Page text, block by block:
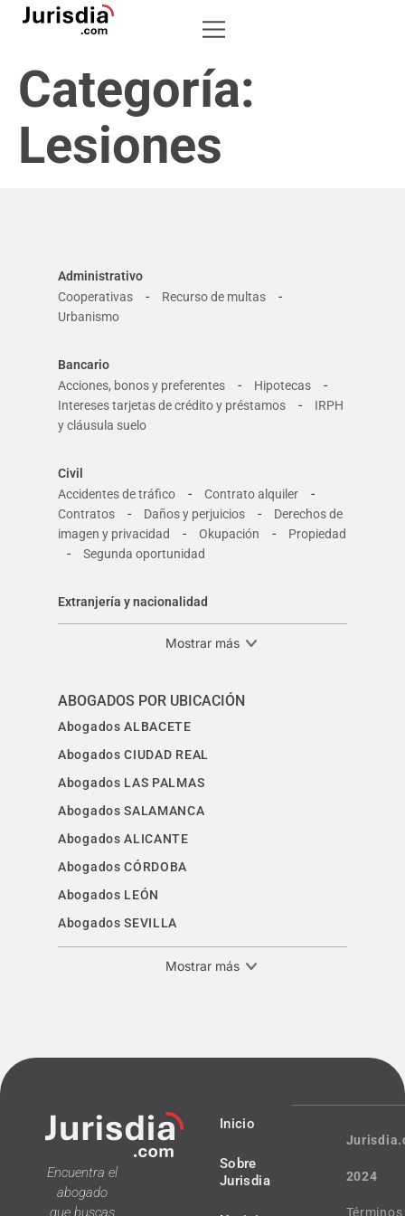
Categoría:
Lesiones
Administrativo
Cooperativas
- Recurso de multas -
Urbanismo
Bancario
Acciones, bonos y preferentes
- Hipotecas -
Intereses tarjetas de crédito y préstamos -
IRPH
y cláusula suelo
Civil
Accidentes de tráfico
- Contrato alquiler -
Contratos - Daños y perjuicios -
Derechos de
imagen y privacidad
- Okupación - Propiedad
- Segunda oportunidad
Extranjería y nacionalidad
Mostrar más
ABOGADOS POR UBICACIÓN
Abogados ALBACETE
Abogados CIUDAD REAL
Abogados LAS PALMAS
Abogados SALAMANCA
Abogados ALICANTE
Abogados CÓRDOBA
Abogados LEÓN
Abogados SEVILLA
Mostrar más
Encuentra el
abogado
que buscas
Inicio
Sobre
Jurisdia
2024
Términos